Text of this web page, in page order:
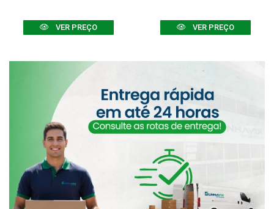
VER PREÇO VER PREÇO